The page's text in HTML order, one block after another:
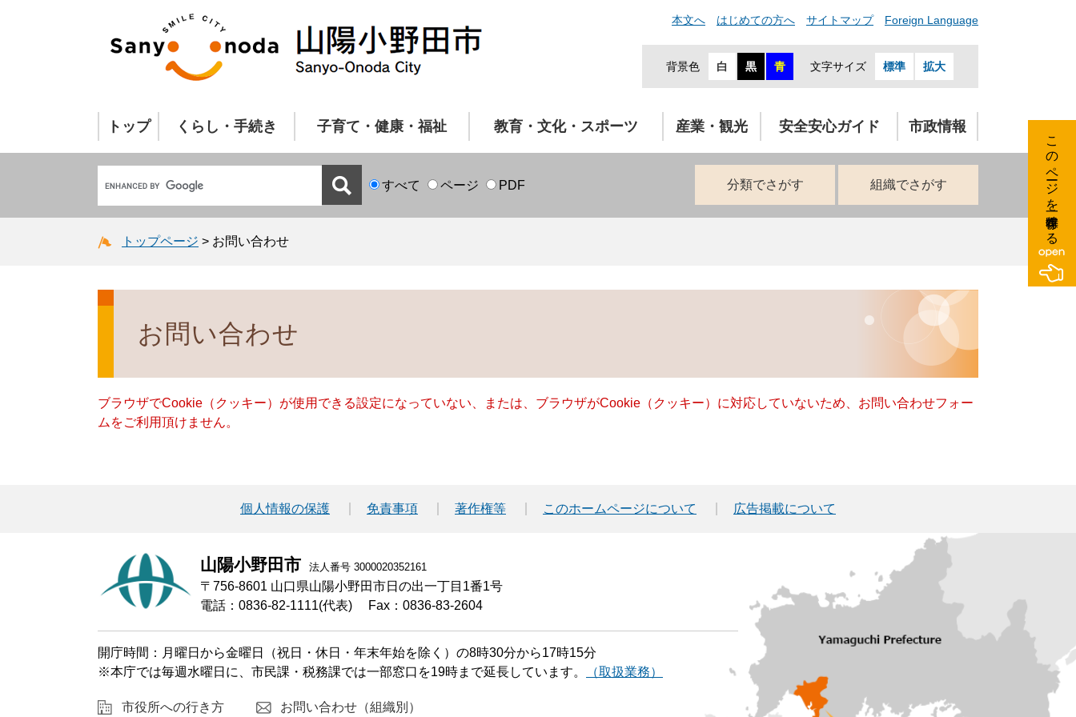
本文へ はじめての方へ サイトマップ Foreign Language
背景色 白 黒 青 文字サイズ 標準 拡大
トップ くらし・手続き 子育て・健康・福祉 教育・文化・スポーツ 産業・観光 安全安心ガイド 市政情報
すべて ページ PDF 分類でさがす 組織でさがす
トップページ > お問い合わせ
お問い合わせ
ブラウザでCookie（クッキー）が使用できる設定になっていない、または、ブラウザがCookie（クッキー）に対応していないため、お問い合わせフォー
ムをご利用頂けません。
個人情報の保護 免責事項 著作権等 このホームページについて 広告掲載について
山陽小野田市 法人番号 3000020352161
〒756-8601 山口県山陽小野田市日の出一丁目1番1号
電話：0836-82-1111(代表)
Fax：0836-83-2604
開庁時間：月曜日から金曜日（祝日・休日・年末年始を除く）の8時30分から17時15分
※本庁では毎週水曜日に、市民課・税務課では一部窓口を19時まで延長しています。
（取扱業務）
市役所への行き方 お問い合わせ（組織別）
このページを一時保存する